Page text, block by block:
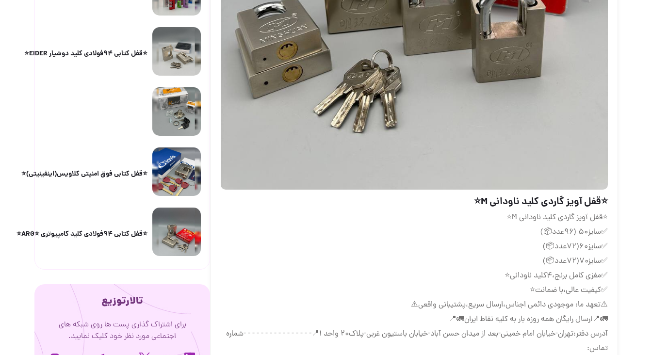
⭐️قفل آویز گاردی کلید ناودانی M⭐️
⭐️قفل آویز گاردی کلید ناودانی M⭐️
✅سایز۵۰ (۹۶عدد📦)
✅سایز۶۰(۷۲عدد📦)
✅سایز۷۰(۷۲عدد📦)
✅مغزی کامل برنج،۴کلید ناودانی⭐️
✅کیفیت عالی،با ضمانت⭐️
⚠️تعهد ما: موجودی دائمی اجناس،ارسال سریع،پشتیبانی واقعی⚠️
🚛📍ارسال رایگان همه روزه بار به كليه نقاط ايران🚛📍
آدرس دفتر:تهران-خیابان امام خمینی-بعد از میدان حسن آباد-خیابان باستیون غربی-پلاک۲۰ واحد ۱📍- - - - - - - - - - - - - - - -شماره
تماس:
⭐️قفل کتابی ۹۴فولادی کلید دوشیار EIDER⭐️
⭐️قفل کتابی فوق امنیتی کلاویس(اینفینیتی)⭐️
⭐️قفل کتابی ۹۴فولادی کلید کامپیوتری ⭐️ARG⭐️
تالارتوزیع
برای اشتراک گذاری پست ها روی شبکه های
اجتماعی مورد نظر خود کلیک نمایید.